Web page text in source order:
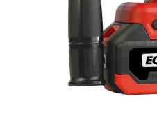
Deportes
Camping